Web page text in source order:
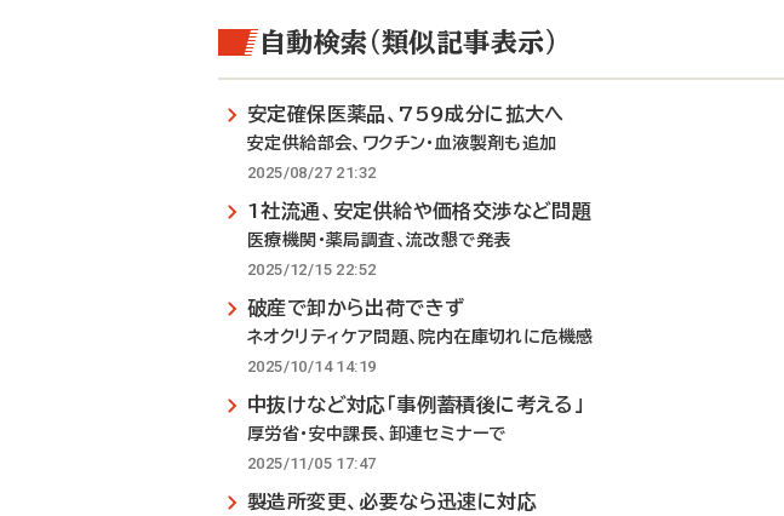
自動検索（類似記事表示）
安定確保医薬品、759成分に拡大へ
安定供給部会、ワクチン・血液製剤も追加
2025/08/27 21:32
1社流通、安定供給や価格交渉など問題
医療機関・薬局調査、流改懇で発表
2025/12/15 22:52
破産で卸から出荷できず
ネオクリティケア問題、院内在庫切れに危機感
2025/10/14 14:19
中抜けなど対応「事例蓄積後に考える」
厚労省・安中課長、卸連セミナーで
2025/11/05 17:47
製造所変更、必要なら迅速に対応